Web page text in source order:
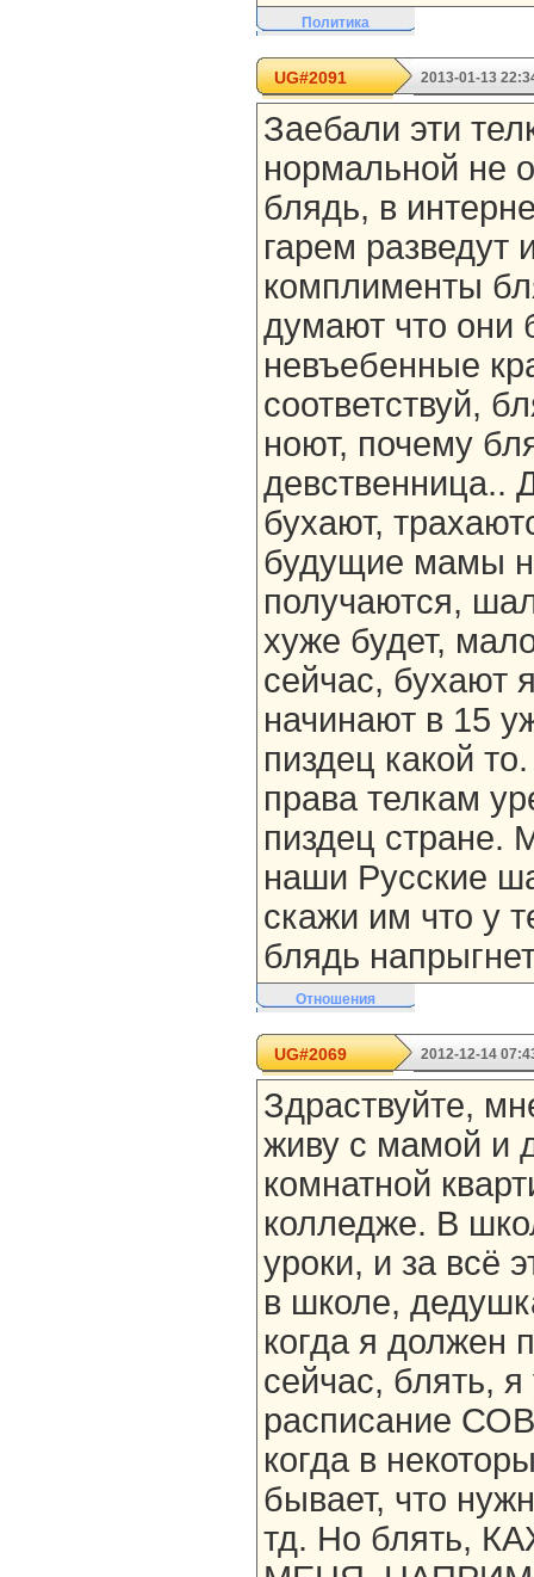
Политика
UG#2091 2013-01-13
Заебали эти
нормальной не
блядь, в
гарем разведут
комплименты
думают что они
невъебенные
соответствуй,
ноют, почему
девственница..
бухают,
будущие мамы
получаются,
хуже будет,
сейчас, бухают
начинают в 15
пиздец какой
права телкам
пиздец стране.
наши Русские
скажи им что у
блядь
Отношения
UG#2069 2012-12-14
Здраствуйте,
живу с мамой и
комнатной
колледже. В
уроки, и за всё
в школе,
когда я должен
сейчас, блять,
расписание
когда в
бывает, что
тд. Но блять,